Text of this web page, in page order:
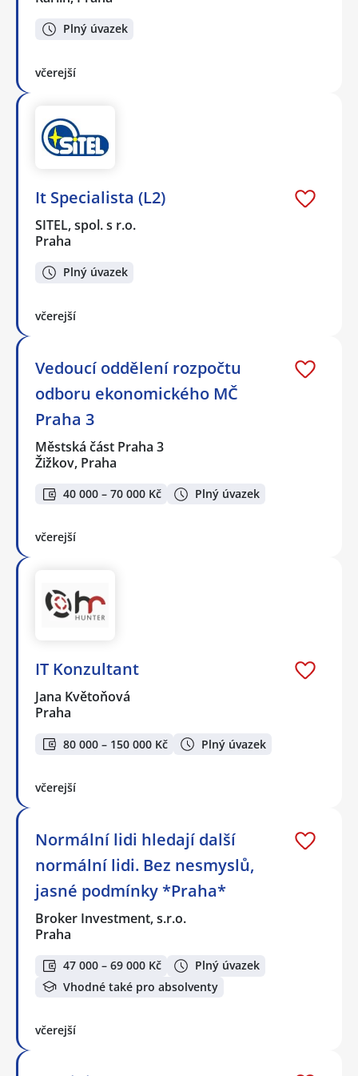
Plný úvazek
včerejší
It Specialista (L2)
SITEL, spol. s r.o.
Praha
Plný úvazek
včerejší
Vedoucí oddělení rozpočtu
odboru ekonomického MČ
Praha 3
Městská část Praha 3
Žižkov, Praha
40 000 – 70 000 Kč Plný úvazek
včerejší
IT Konzultant
Jana Květoňová
Praha
80 000 – 150 000 Kč Plný úvazek
včerejší
Normální lidi hledají další
normální lidi. Bez nesmyslů,
jasné podmínky *Praha*
Broker Investment, s.r.o.
Praha
47 000 – 69 000 Kč
Plný úvazek
Vhodné také pro absolventy
včerejší